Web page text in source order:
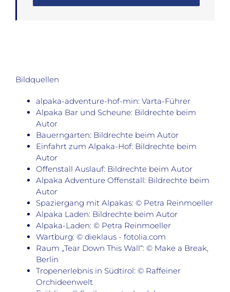
Bildquellen
alpaka-adventure-hof-min: Varta-Führer
Alpaka Bar und Scheune: Bildrechte beim
Autor
Bauerngarten: Bildrechte beim Autor
Einfahrt zum Alpaka-Hof: Bildrechte beim
Autor
Offenstall Auslauf: Bildrechte beim Autor
Alpaka Adventure Offenstall: Bildrechte beim
Autor
Spaziergang mit Alpakas: © Petra Reinmoeller
Alpaka Laden: Bildrechte beim Autor
Alpaka-Laden: © Petra Reinmoeller
Wartburg: © dieklaus - fotolia.com
Raum „Tear Down This Wall“: © Make a Break,
Berlin
Tropenerlebnis in Südtirol: © Raffeiner
Orchideenwelt